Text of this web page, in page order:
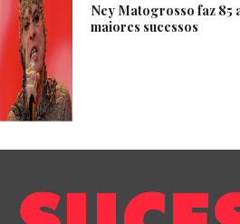
Ney Matogrosso faz 85
maiores sucessos